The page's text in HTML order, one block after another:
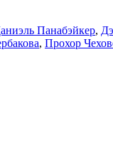
Панабэйкер,
, Прохор